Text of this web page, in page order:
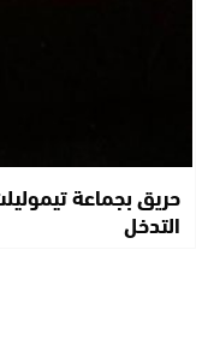
حريق بجماعة
التدخل